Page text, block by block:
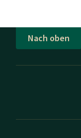
Nach oben